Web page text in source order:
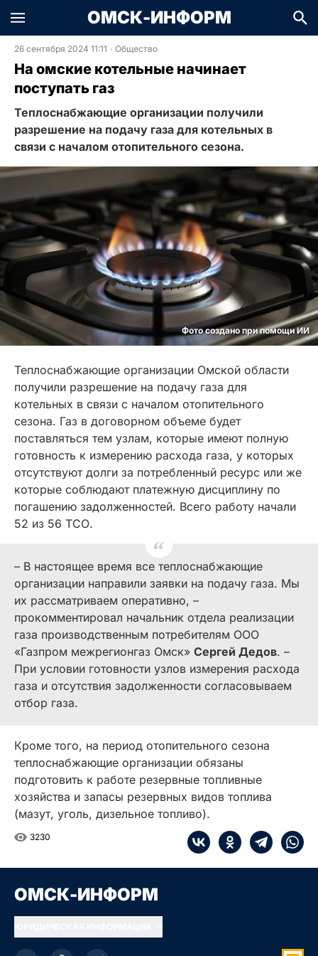
ОМСК-ИНФОРМ
26 сентября 2024 11:11 · Общество
На омские котельные начинает
поступать газ
Теплоснабжающие организации получили
разрешение на подачу газа для котельных в
связи с началом отопительного сезона.
Фото создано при помощи ИИ
Теплоснабжающие организации Омской области
получили разрешение на подачу газа для
котельных в связи с началом отопительного
сезона. Газ в договорном объеме будет
поставляться тем узлам, которые имеют полную
готовность к измерению расхода газа, у которых
отсутствуют долги за потребленный ресурс или же
которые соблюдают платежную дисциплину по
погашению задолженностей. Всего работу начали
52 из 56 ТСО.
– В настоящее время все теплоснабжающие
организации направили заявки на подачу газа. Мы
их рассматриваем оперативно, –
прокомментировал начальник отдела реализации
газа производственным потребителям ООО
«Газпром межрегионгаз Омск» Сергей Дедов. –
При условии готовности узлов измерения расхода
газа и отсутствия задолженности согласовываем
отбор газа.
Кроме того, на период отопительного сезона
теплоснабжающие организации обязаны
подготовить к работе резервные топливные
хозяйства и запасы резервных видов топлива
(мазут, уголь, дизельное топливо).
3230
ОМСК-ИНФОРМ